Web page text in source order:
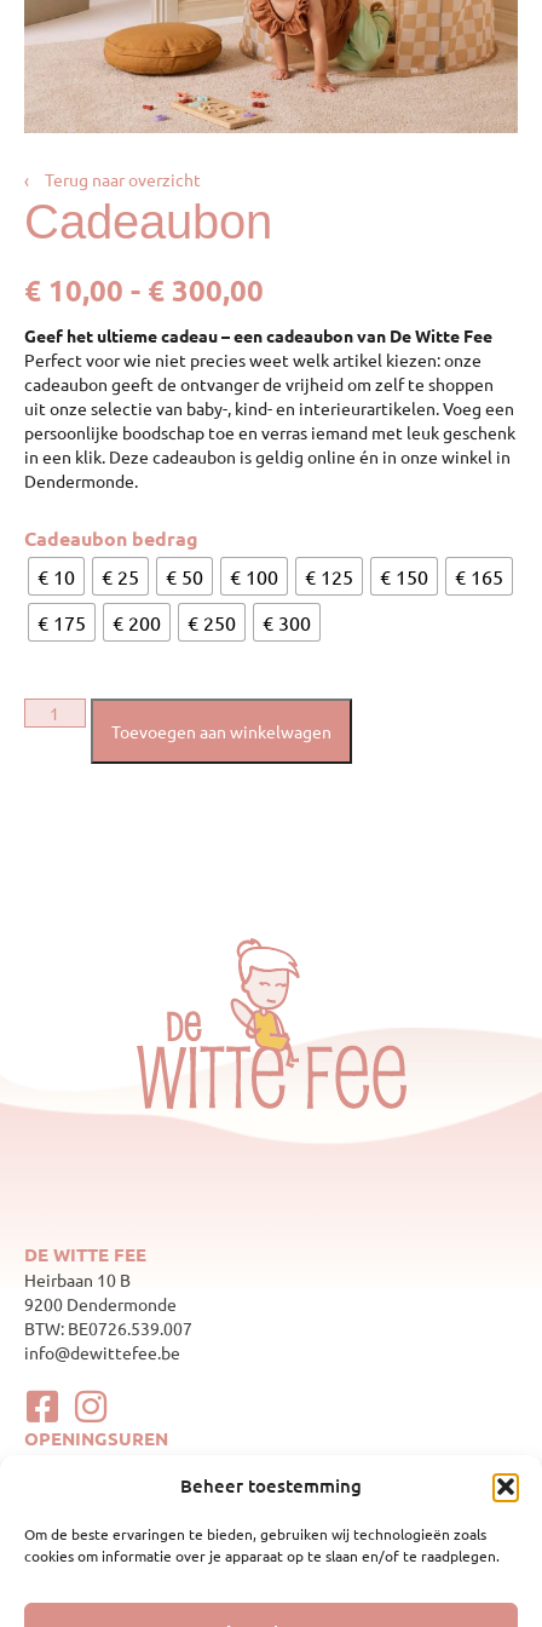
Beheer toestemming
Om de beste ervaringen te bieden, gebruiken wij technologieën zoals
cookies om informatie over je apparaat op te slaan en/of te raadplegen.
‹ Terug naar overzicht
Cadeaubon
€ 10,00 - €300,00
Geef het ultieme cadeau – een cadeaubon van De Witte Fee
Perfect voor wie niet precies weet welk artikel kiezen: onze
cadeaubon geeft de ontvanger de vrijheid om zelf te shoppen
uit onze selectie van baby-, kind- en interieurartikelen. Voeg een
persoonlijke boodschap toe en verras iemand met leuk geschenk
in een klik. Deze cadeaubon is geldig online én in onze winkel in
Dendermonde.
Cadeaubon bedrag
€ 10 € 25 € 50 € 100 € 125 € 150
€ 165
€ 175
€ 200 € 250 € 300
Toevoegen aan winkelwagen
DE WITTE FEE
Heirbaan 10 B
9200 Dendermonde
BTW: BE0726.539.007
info@dewittefee.be
OPENINGSUREN
10:00–17:00
donderdag
10:00–17:00
vrijdag
10:00–17:00
zondag
Gesloten